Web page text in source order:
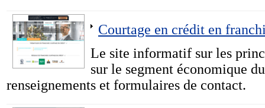
Courtage en crédit en
Le site informatif sur les
sur le segment économique
renseignements et formulaires de contact.